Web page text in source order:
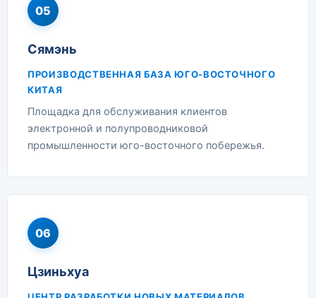
05
Сямэнь
ПРОИЗВОДСТВЕННАЯ БАЗА ЮГО-ВОСТОЧНОГО
КИТАЯ
Площадка для обслуживания клиентов
электронной и полупроводниковой
промышленности юго-восточного побережья.
06
Цзиньхуа